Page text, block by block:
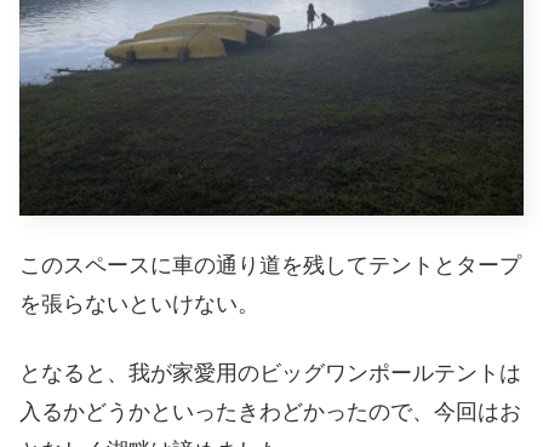
このスペースに車の通り道を残してテントとタープ
を張らないといけない。
となると、我が家愛用のビッグワンポールテントは
入るかどうかといったきわどかったので、今回はお